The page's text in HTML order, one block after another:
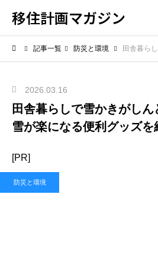
移住計画マガジン
記事一覧 防災と環境 田舎暮らしで雪かき
2026.03.16
田舎暮らしで雪かきがし
雪が楽になる便利グッズを
[PR]
防災と環境